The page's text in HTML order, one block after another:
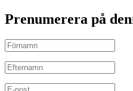
Prenumerera på